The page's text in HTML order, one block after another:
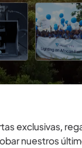
exclusivas,
nuestros